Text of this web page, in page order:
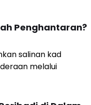
Penghantaran?
salinan kad
melalui